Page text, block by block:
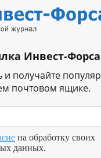
Инвест-
получайте
почтовом ящике.
на обработку своих
данных.